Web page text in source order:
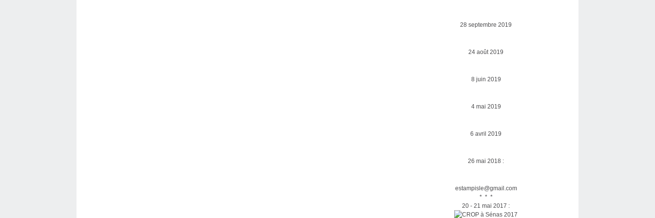
28 septembre 2019
24 août 2019
8 juin 2019
4 mai 2019
6 avril 2019
26 mai 2018 :
estampisle@gmail.com
* * *
20 - 21 mai 2017 :